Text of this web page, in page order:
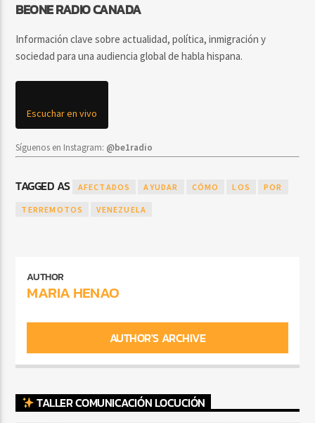
BEONE RADIO CANADA
Información clave sobre actualidad, política, inmigración y
sociedad para una audiencia global de habla hispana.
Escuchar en vivo
Síguenos en Instagram: @be1radio
TAGGED AS AFECTADOS AYUDAR CÓMO LOS POR
TERREMOTOS VENEZUELA
AUTHOR
MARIA HENAO
AUTHOR'S ARCHIVE
TALLER COMUNICACIÓN LOCUCIÓN